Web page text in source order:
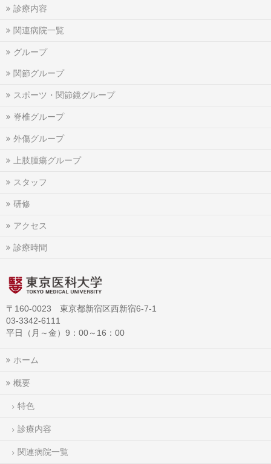
診療内容
関連病院一覧
グループ
関節グループ
スポーツ・関節鏡グループ
脊椎グループ
外傷グループ
上肢腫瘍グループ
スタッフ
研修
アクセス
診療時間
〒160-0023 東京都新宿区西新宿6-7-1
03-3342-6111
平日（月～金）9：00～16：00
ホーム
概要
特色
診療内容
関連病院一覧